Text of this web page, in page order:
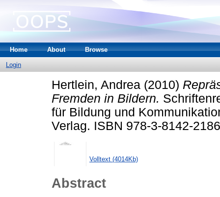
Home About Browse
Login
Hertlein, Andrea (2010)
Fremden in Bildern.
für Bildung und
Verlag. ISBN 978-3-8142-
Volltext (4014Kb)
Abstract